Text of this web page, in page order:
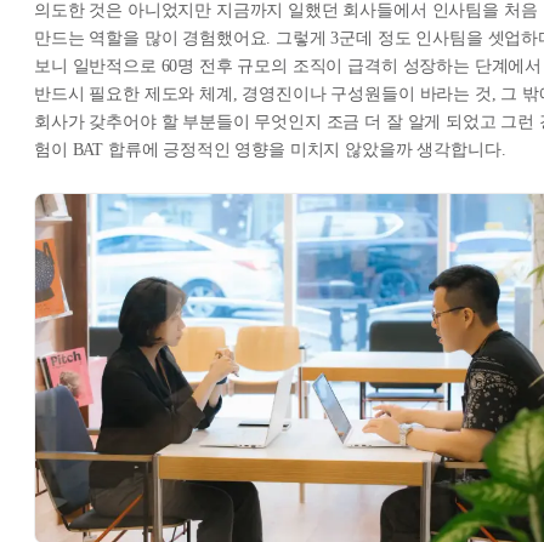
의도한 것은 아니었지만 지금까지 일했던 회사들에서 인사팀을 처음
만드는 역할을 많이 경험했어요. 그렇게 3군데 정도 인사팀을 셋업하
보니 일반적으로 60명 전후 규모의 조직이 급격히 성장하는 단계에서
반드시 필요한 제도와 체계, 경영진이나 구성원들이 바라는 것, 그 밖
회사가 갖추어야 할 부분들이 무엇인지 조금 더 잘 알게 되었고 그런
험이 BAT 합류에 긍정적인 영향을 미치지 않았을까 생각합니다.